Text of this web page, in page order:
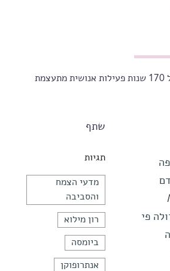
שתף
תגיות
מדעי הצמח
והסביבה
רון מילוא
ביומסה
אנתרופוקן
פי